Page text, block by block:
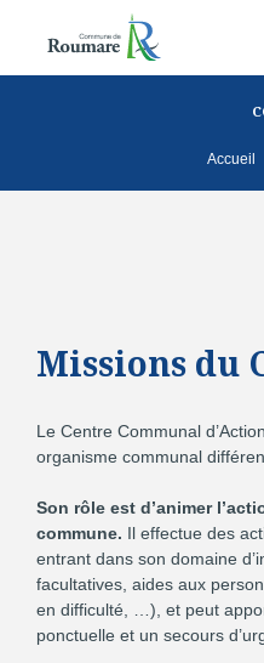
Accueil
Missions du
Le Centre Communal
organisme communal
Son rôle est d’animer
commune. Il effectue des
entrant dans son domaine
facultatives, aides aux
en difficulté, …), et peut
ponctuelle et un secours